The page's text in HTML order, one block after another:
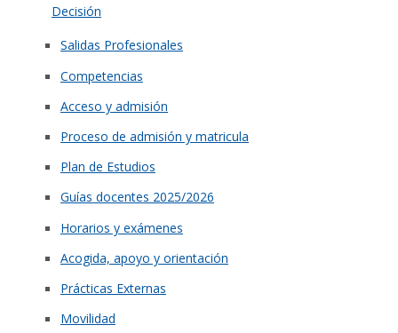
Decisión
Salidas Profesionales
Competencias
Acceso y admisión
Proceso de admisión y matricula
Plan de Estudios
Guías docentes 2025/2026
Horarios y exámenes
Acogida, apoyo y orientación
Prácticas Externas
Movilidad